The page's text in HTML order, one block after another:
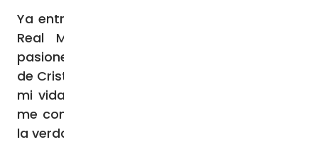
Ya entrado en la adolescencia, y aunque el
Real Madrid sigue siendo una de sus
pasiones, comenzó un mayor seguimiento
de Cristo: “Poco a poco, entró Jesucristo en
mi vida, sobre todo a los 15 años, cuando
me convertí y le descubrí como el camino,
la verdad y la vida”, detalla.